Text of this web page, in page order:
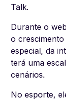
Talk.
Durante o
o
especial, da
terá uma
cenários.
No esporte,